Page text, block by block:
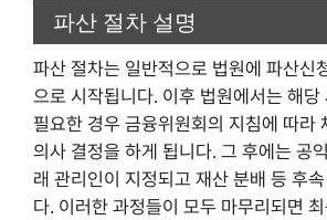
파산 절차 설명
파산 절차는 일반적으로 법원에 파산신
으로 시작됩니다. 이후 법원에서는 해당
필요한 경우 금융위원회의 지침에 따라
의사 결정을 하게 됩니다. 그 후에는 공
래 관리인이 지정되고 재산 분배 등 후
다. 이러한 과정들이 모두 마무리되면